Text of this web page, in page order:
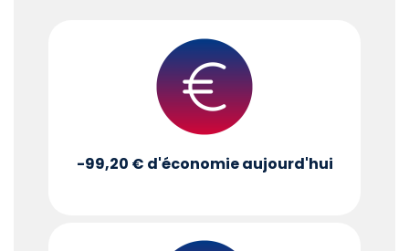
-99,20 € d'économie aujourd'hui